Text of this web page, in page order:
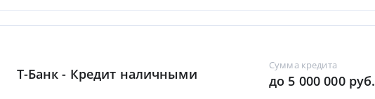
Т-Банк - Кредит наличными
Сумма кредита
до 5 000 000 руб.